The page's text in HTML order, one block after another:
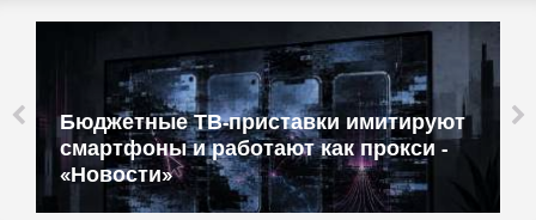
Бюджетные ТВ-приставки имитируют
смартфоны и работают как прокси -
«Новости»